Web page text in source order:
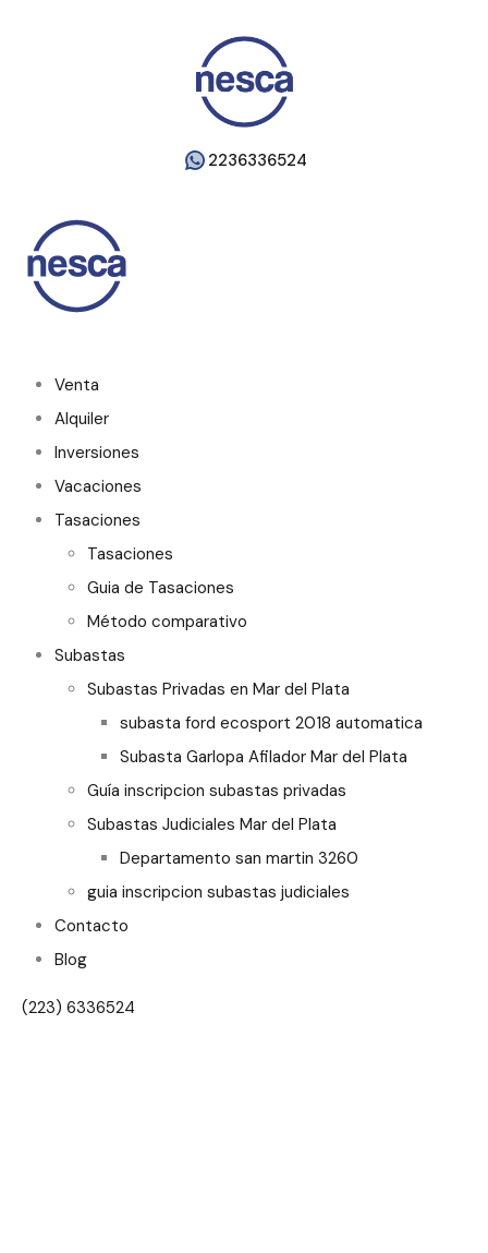
2236336524
Venta
Alquiler
Inversiones
Vacaciones
Tasaciones
Tasaciones
Guia de Tasaciones
Método comparativo
Subastas
Subastas Privadas en Mar del Plata
subasta ford ecosport 2018 automatica
Subasta Garlopa Afilador Mar del Plata
Guía inscripcion subastas privadas
Subastas Judiciales Mar del Plata
Departamento san martin 3260
guia inscripcion subastas judiciales
Contacto
Blog
(223) 6336524